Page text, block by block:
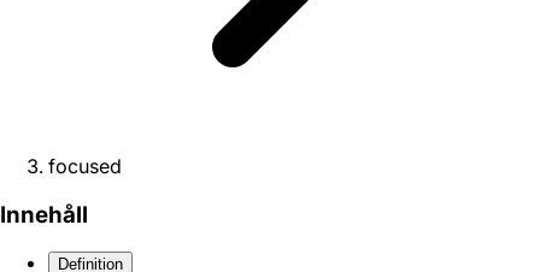
focused
Innehåll
Definition